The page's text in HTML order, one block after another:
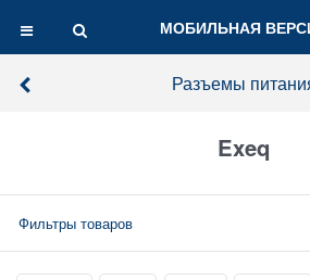
МОБИЛЬНАЯ
Разъемы
Exeq
Фильтры товаров